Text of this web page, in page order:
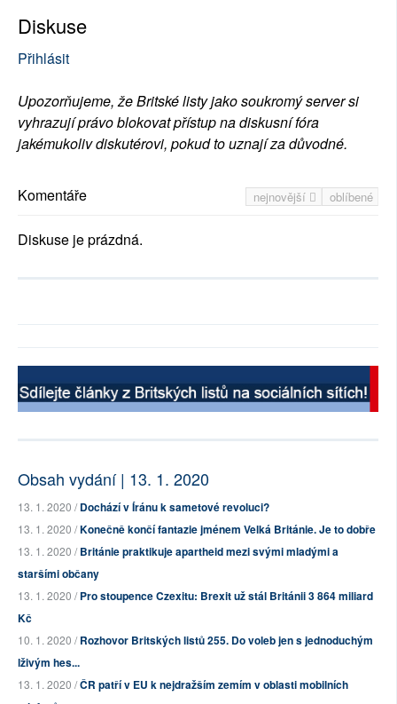
Diskuse
Přihlásit
Upozorňujeme, že Britské listy jako soukromý server si
vyhrazují právo blokovat přístup na diskusní fóra
jakémukoliv diskutérovi, pokud to uznají za důvodné.
nejnovější oblíbené
Komentáře
Diskuse je prázdná.
Obsah vydání | 13. 1. 2020
13. 1. 2020 /Dochází v Íránu k sametové revoluci?
13. 1. 2020 /Konečně končí fantazie jménem Velká Británie. Je to dobře
13. 1. 2020 /Británie praktikuje apartheid mezi svými mladými a
staršími občany
13. 1. 2020 /Pro stoupence Czexitu: Brexit už stál Británii 3 864 miliard
Kč
10. 1. 2020 /Rozhovor Britských listů 255. Do voleb jen s jednoduchým
lživým hes...
13. 1. 2020 /ČR patří v EU k nejdražším zemím v oblasti mobilních